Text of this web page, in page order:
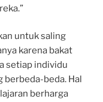
untuk saling
karena bakat
setiap individu
berbeda-beda. Hal
berharga